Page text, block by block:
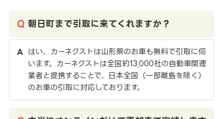
朝日町まで引取に来てくれますか？
はい、カーネクストは山形県のお車も無料で引取に伺
います。カーネクストは全国約13,000社の自動車関連
業者と提携することで、日本全国（一部離島を除く）
のお車の引取に対応しております。